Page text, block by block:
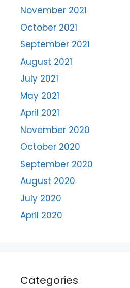
November 2021
October 2021
September 2021
August 2021
July 2021
May 2021
April 2021
November 2020
October 2020
September 2020
August 2020
July 2020
April 2020
Categories